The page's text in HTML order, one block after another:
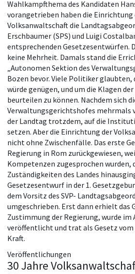
Wahlkampfthema des Kandidaten
vorangetrieben haben die Einrichtung
Volksanwaltschaft die
Erschbaumer (SPS) und Luigi
entsprechenden Gesetzesentwürfen.
keine Mehrheit. Damals stand die
„Autonomen Sektion des
Bozen bevor. Viele Politiker glaubten,
würde genügen, und um die Klagen
beurteilen zu können. Nachdem sich
Verwaltungsgerichtshofes mehrmals
der Landtag trotzdem, auf die
setzen. Aber die Einrichtung der
nicht ohne Zwischenfälle. Das erste
Regierung in Rom zurückgewiesen,
Kompetenzen zugesprochen wurden,
Zuständigkeiten des Landes
Gesetzesentwurf in der 1.
dem Vorsitz des SVP-
umgeschrieben. Erst dann erhielt das
Zustimmung der Regierung, wurde
veröffentlicht und trat als Gesetz vom
Kraft.
Veröffentlichungen
30 Jahre